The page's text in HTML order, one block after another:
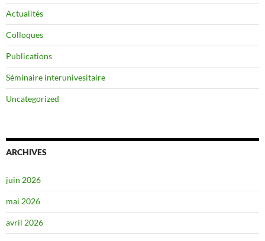
Actualités
Colloques
Publications
Séminaire interunivesitaire
Uncategorized
ARCHIVES
juin 2026
mai 2026
avril 2026